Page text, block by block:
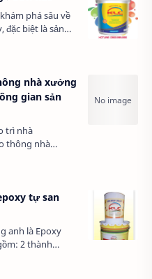
phá sâu về
đặc biệt là sản
công nghiệp nổi
được…
nhà xưởng
gian sản
trì nhà
thông nhà
phổ biến.
đẹp thẩm mỹ
tự san
anh là Epoxy
2 thành
phần đóng
bay hơi, hoạt